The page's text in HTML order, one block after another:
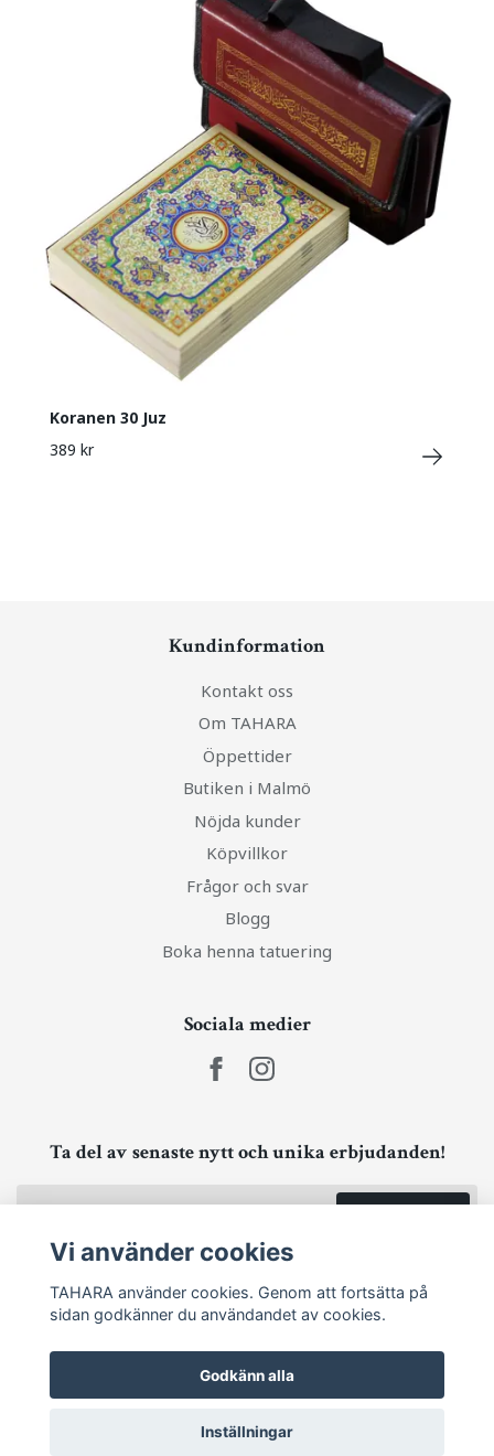
Koranen 30 Juz
389 kr
Kundinformation
Kontakt oss
Om TAHARA
Öppettider
Butiken i Malmö
Nöjda kunder
Köpvillkor
Frågor och svar
Blogg
Boka henna tatuering
Sociala medier
Ta del av senaste nytt och unika erbjudanden!
© 2026 TAHARA
Vi använder cookies
TAHARA använder cookies. Genom att fortsätta på
sidan godkänner du användandet av cookies.
Godkänn alla
Inställningar